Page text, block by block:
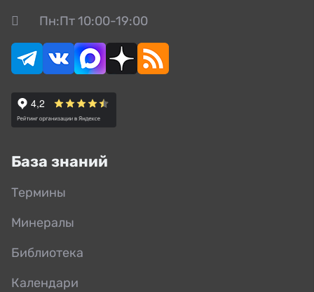
Пн:Пт 10:00-19:00
База знаний
Термины
Минералы
Библиотека
Календари